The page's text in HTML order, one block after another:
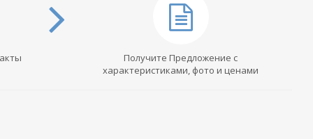
Получите Предложение с
характеристиками, фото и ценами